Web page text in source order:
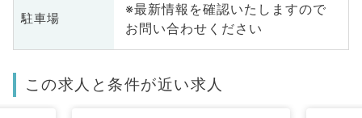
駐車場
※最新情報を確認いたしますので
お問い合わせください
この求人と条件が近い求人